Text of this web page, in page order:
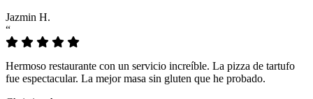
Jazmin H.
“
Hermoso restaurante con un servicio increíble. La pizza de tartufo
fue espectacular. La mejor masa sin gluten que he probado.